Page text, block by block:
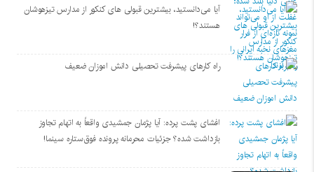
آیا می‌دانستید، بیشترین قبولی های کنکور از مدارس تیزهوشان
هستند؟!
راه کارهای پیشرفت تحصیلی دانش اموزان ضعیف
افشای پشت پرده: آیا پژمان جمشیدی واقعاً به اتهام تجاوز
بازداشت شده؟ جزئیات محرمانه پرونده فوق‌ستاره سینما!